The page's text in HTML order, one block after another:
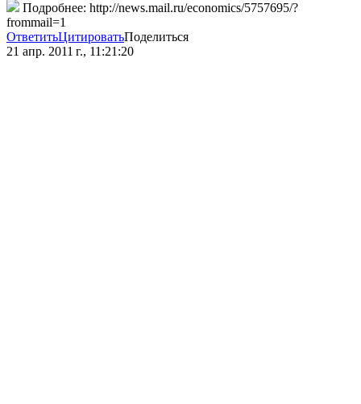
Подробнее: http://news.mail.ru/economics/5757695/?
frommail=1
ОтветитьЦитироватьПоделиться
21 апр. 2011 г., 11:21:20